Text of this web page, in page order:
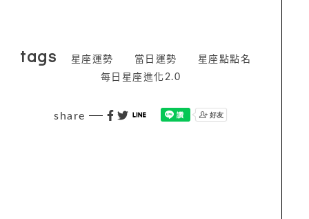
tags 星座運勢 當日運勢
星座點點名
每日星座進化2.0
share